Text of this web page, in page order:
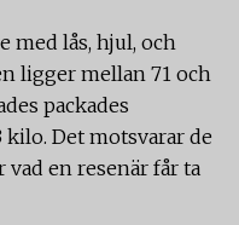
med lås, hjul, och
ligger mellan 71 och
packades
Det motsvarar de
en resenär får ta